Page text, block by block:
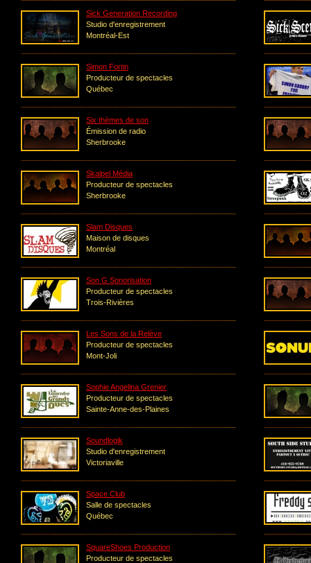
Sick Generation Recording
Studio d'enregistrement
Montréal-Est
Simon Fortin
Producteur de spectacles
Québec
Six thèmes de son
Émission de radio
Sherbrooke
Skalpel Média
Producteur de spectacles
Sherbrooke
Slam Disques
Maison de disques
Montréal
Son G Sonorisation
Producteur de spectacles
Trois-Rivières
Les Sons de la Relève
Producteur de spectacles
Mont-Joli
Sophie Angelina Grenier
Producteur de spectacles
Sainte-Anne-des-Plaines
Soundlogik
Studio d'enregistrement
Victoriaville
Space Club
Salle de spectacles
Québec
SquareShoes Production
Producteur de spectacles